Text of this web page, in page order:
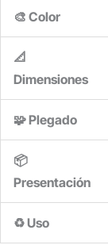
🎨 Color
📐
Dimensiones
🧩 Plegado
📦
Presentación
♻️ Uso